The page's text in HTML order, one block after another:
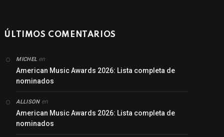
ÚLTIMOS COMENTARIOS
MICHEL en
American Music Awards 2026: Lista completa de
nominados
ALLISONen
American Music Awards 2026: Lista completa de
nominados